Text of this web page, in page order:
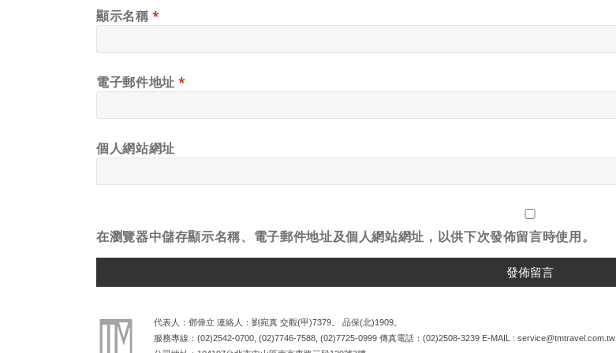
顯示名稱*
電子郵件地址*
個人網站網址
在瀏覽器中儲存顯示名稱、電子郵件地址及個人網站網址，以供下次發佈留言時使用。
代表人：鄧偉立 連絡人：劉宛真 交觀(甲)7379。 品保(北)1909。
服務專線： (02)2542-0700 (02)7746-7588 (02)7725-0999 傳真電話： (02)2508-3239 E-MAIL : service@tmtravel.com.tw